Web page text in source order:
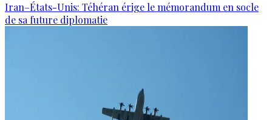
Iran–États-Unis: Téhéran érige le mémorandum en socle
de sa future diplomatie